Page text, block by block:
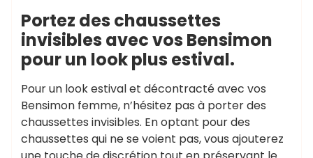
Portez des chaussettes
invisibles avec vos Bensimon
pour un look plus estival.
Pour un look estival et décontracté avec vos
Bensimon femme, n’hésitez pas à porter des
chaussettes invisibles. En optant pour des
chaussettes qui ne se voient pas, vous ajouterez